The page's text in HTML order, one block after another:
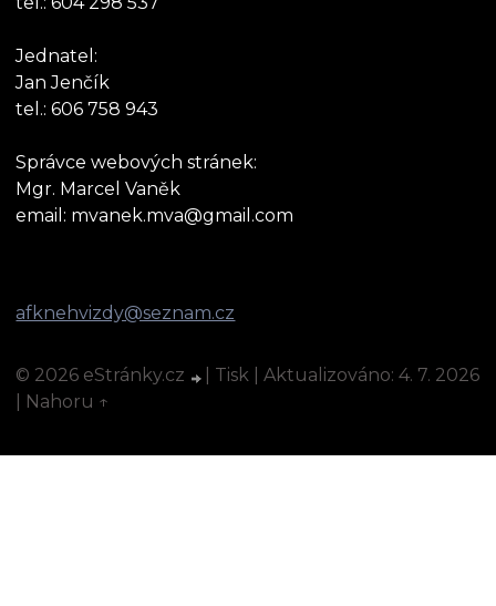
Jednatel:
Jan Jenčík
tel.: 606 758 943
Správce webových stránek:
Mgr. Marcel Vaněk
email: mvanek.mva@gmail.com
afknehvizdy@seznam.cz
© 2026 eStránky.cz Tisk |Aktualizováno: 4. 7. 2026
Nahoru ↑